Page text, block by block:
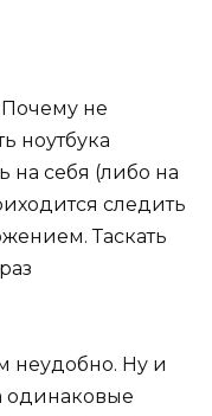
не
ноутбука
на себя (либо на
следить
Таскать
неудобно. Ну и
одинаковые